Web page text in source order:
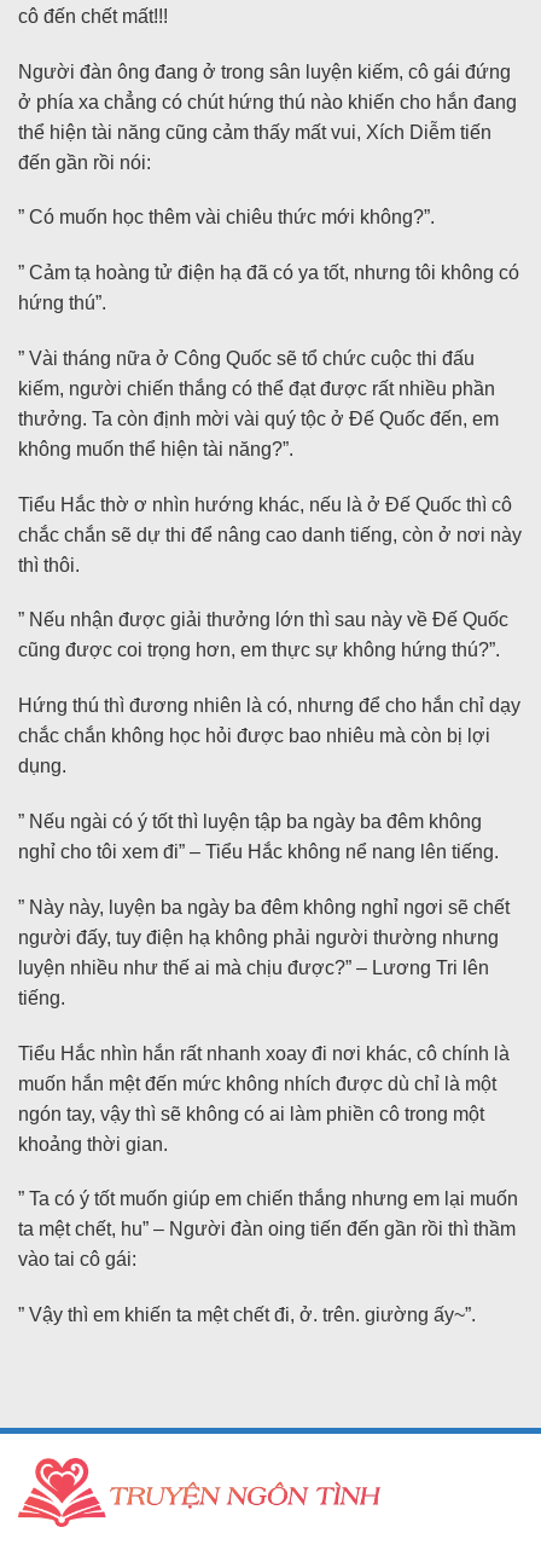
cô đến chết mất!!!
Người đàn ông đang ở trong sân luyện kiếm, cô gái đứng
ở phía xa chẳng có chút hứng thú nào khiến cho hắn đang
thể hiện tài năng cũng cảm thấy mất vui, Xích Diễm tiến
đến gần rồi nói:
” Có muốn học thêm vài chiêu thức mới không?”.
” Cảm tạ hoàng tử điện hạ đã có ya tốt, nhưng tôi không có
hứng thú”.
” Vài tháng nữa ở Công Quốc sẽ tổ chức cuộc thi đấu
kiếm, người chiến thắng có thể đạt được rất nhiều phần
thưởng. Ta còn định mời vài quý tộc ở Đế Quốc đến, em
không muốn thể hiện tài năng?”.
Tiểu Hắc thờ ơ nhìn hướng khác, nếu là ở Đế Quốc thì cô
chắc chắn sẽ dự thi để nâng cao danh tiếng, còn ở nơi này
thì thôi.
” Nếu nhận được giải thưởng lớn thì sau này về Đế Quốc
cũng được coi trọng hơn, em thực sự không hứng thú?”.
Hứng thú thì đương nhiên là có, nhưng để cho hắn chỉ dạy
chắc chắn không học hỏi được bao nhiêu mà còn bị lợi
dụng.
” Nếu ngài có ý tốt thì luyện tập ba ngày ba đêm không
nghỉ cho tôi xem đi” – Tiểu Hắc không nể nang lên tiếng.
” Này này, luyện ba ngày ba đêm không nghỉ ngơi sẽ chết
người đấy, tuy điện hạ không phải người thường nhưng
luyện nhiều như thế ai mà chịu được?” – Lương Tri lên
tiếng.
Tiểu Hắc nhìn hắn rất nhanh xoay đi nơi khác, cô chính là
muốn hắn mệt đến mức không nhích được dù chỉ là một
ngón tay, vậy thì sẽ không có ai làm phiền cô trong một
khoảng thời gian.
” Ta có ý tốt muốn giúp em chiến thắng nhưng em lại muốn
ta mệt chết, hu” – Người đàn oing tiến đến gần rồi thì thầm
vào tai cô gái:
” Vậy thì em khiến ta mệt chết đi, ở. trên. giường ấy~”.